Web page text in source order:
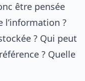
être pensée
l’information ?
? Qui peut
? Quelle